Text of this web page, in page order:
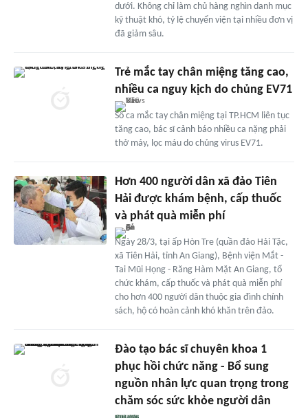
dưới. Không chỉ làm chủ hàng nghìn danh mục
kỹ thuật khó, tỷ lệ chuyển viện tại nhiều đơn vị
đã giảm sâu.
Trẻ mắc tay chân miệng tăng cao,
nhiều ca nguy kịch do chủng EV71
Số ca mắc tay chân miệng tại TP.HCM liên tục
tăng cao, bác sĩ cảnh báo nhiều ca nặng phải
thở máy, lọc máu do chủng virus EV71.
Hơn 400 người dân xã đảo Tiên
Hải được khám bệnh, cấp thuốc
và phát quà miễn phí
Ngày 28/3, tại ấp Hòn Tre (quần đảo Hải Tặc,
xã Tiên Hải, tỉnh An Giang), Bệnh viện Mắt -
Tai Mũi Họng - Răng Hàm Mặt An Giang, tổ
chức khám, cấp thuốc và phát quà miễn phí
cho hơn 400 người dân thuộc gia đình chính
sách, hộ có hoàn cảnh khó khăn trên đảo.
Đào tạo bác sĩ chuyên khoa 1
phục hồi chức năng - Bổ sung
nguồn nhân lực quan trọng trong
chăm sóc sức khỏe người dân